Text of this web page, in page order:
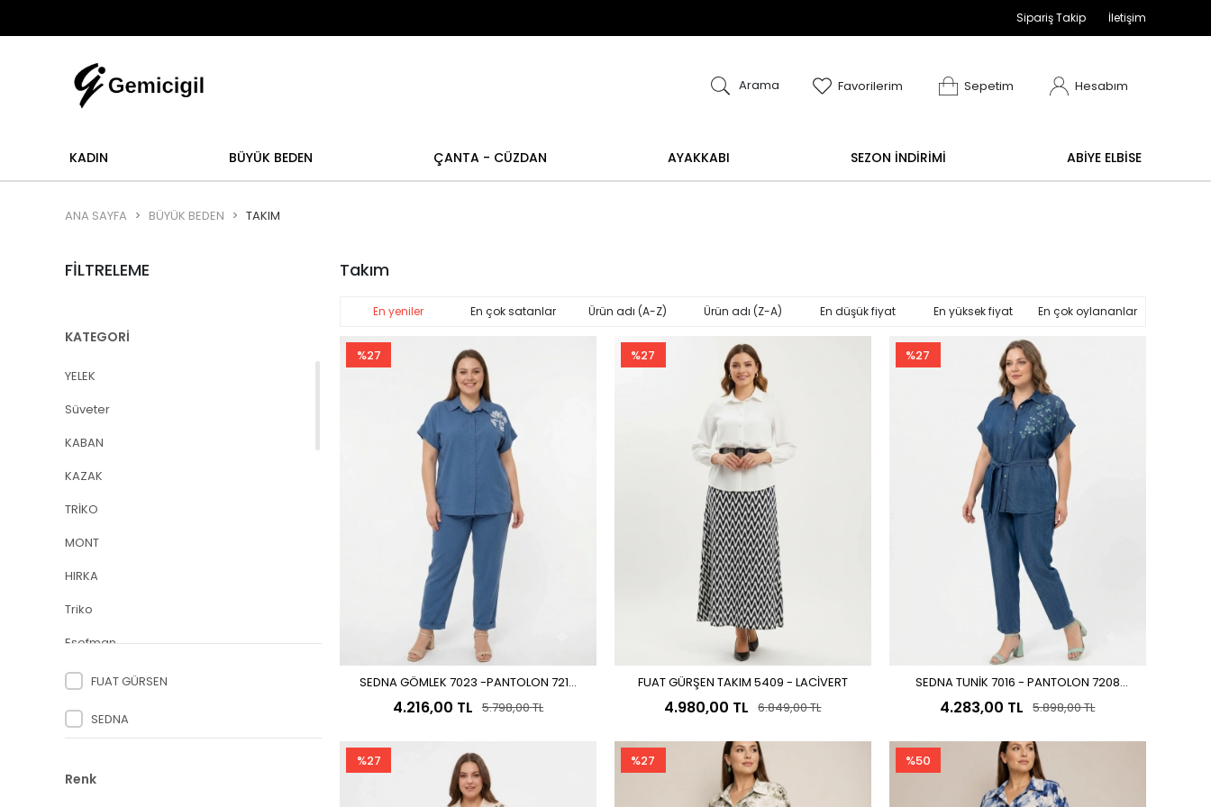
yoktur. Abiye alışverişlerinizde iade ve değişim işlemi yoktur. Abiye alışverişlerinizde iade ve değişim işlemi yoktur. Abiye
Sipariş Takip İletişim
Arama Favorilerim Sepetim Hesabım
KADIN BÜYÜK BEDEN ÇANTA - CÜZDAN AYAKKABI SEZON İNDİRİMİ ABİYE ELBİSE
ANA SAYFA BÜYÜK BEDEN TAKIM
FİLTRELEME
KATEGORİ
YELEK
Süveter
KABAN
KAZAK
TRİKO
MONT
HIRKA
Triko
Eşofman
Gömlek
Bluz
Pardesü
Kap
FUAT GÜRSEN
SEDNA
Renk
Takım
En yeniler En çok satanlar Ürün adı (A-Z) Ürün adı (Z-A) En düşük fiyat En yüksek fiyat En çok oylananlar
%27
Sepete Ekle
SEDNA GÖMLEK 7023 -PANTOLON 7218
LACİVERT
4.216,00 TL 5.798,00 TL
%27
Sepete Ekle
FUAT GÜRŞEN TAKIM 5409 - LACİVERT
4.980,00 TL 6.849,00 TL
%27
Sepete Ekle
SEDNA TUNİK 7016 - PANTOLON 7208
LACİVERT
4.283,00 TL 5.898,00 TL
%27 %27 %50